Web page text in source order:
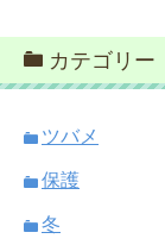
カテゴリー
ツバメ
保護
冬